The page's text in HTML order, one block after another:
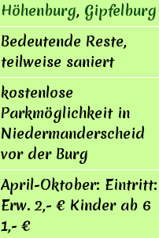
Höhenburg, Gipfelburg
Bedeutende Reste,
teilweise saniert
kostenlose
Parkmöglichkeit in
Niedermanderscheid
vor der Burg
April-Oktober: Eintritt:
Erw. 2,- € Kinder ab 6
1,- €